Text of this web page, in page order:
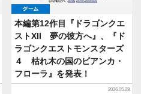
本編第12作目『ドラゴンクエ
ストXII 夢の彼方へ』、『ド
ラゴンクエストモンスターズ
４ 枯れ木の国のビアンカ・
フローラ』を発表！
2026.05.28